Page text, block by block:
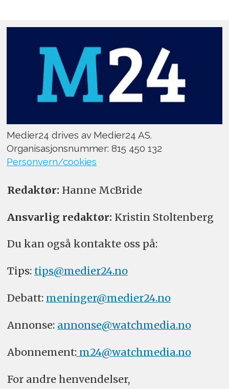
Medier24 drives av Medier24 AS.
Organisasjonsnummer: 815 450 132
Personvern/cookies
Redaktør: Hanne McBride
Ansvarlig redaktør: Kristin Stoltenberg
Du kan også kontakte oss på:
Tips: tips@medier24.no
Debatt: meninger@medier24.no
Annonse: annonse@watchmedia.no
Abonnement:m24@watchmedia.no
For andre henvendelser,